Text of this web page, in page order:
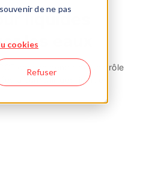
de ne pas
cookies
Refuser
liquides
les eaux
comme centre de contrôle
à contenir des liquides